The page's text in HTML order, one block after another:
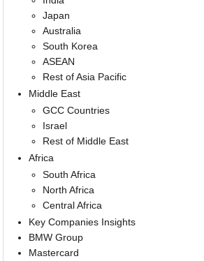
Japan
Australia
South Korea
ASEAN
Rest of Asia Pacific
Middle East
GCC Countries
Israel
Rest of Middle East
Africa
South Africa
North Africa
Central Africa
Key Companies Insights
BMW Group
Mastercard